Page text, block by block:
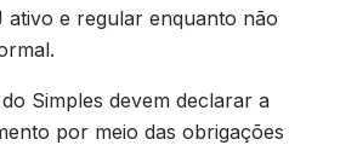
ativo e regular enquanto não
Simples devem declarar a
por meio das obrigações